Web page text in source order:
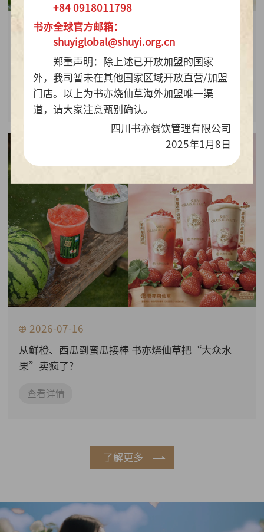
2026-07-28
质价比持续热销
查看详情
2026-07-16
从鲜橙、西瓜到蜜瓜接棒 书亦烧仙草把“大众水
果”卖疯了?
查看详情
了解更多
+84 0918011798
书亦全球官方邮箱：
shuyiglobal@shuyi.org.cn
郑重声明：除上述已开放加盟的国家
外，我司暂未在其他国家区域开放直营/加盟
门店。以上为书亦烧仙草海外加盟唯一渠
道，请大家注意甄别确认。
四川书亦餐饮管理有限公司
2025年1月8日